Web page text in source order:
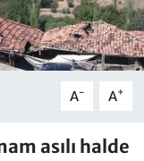
A- A+
asılı halde